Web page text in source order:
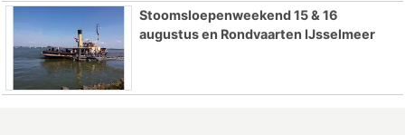
Stoomsloepenweekend 15 & 16
augustus en Rondvaarten IJsselmeer